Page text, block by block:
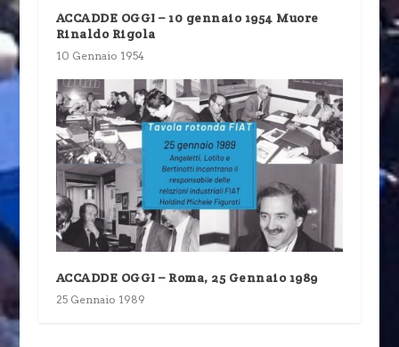
ACCADDE OGGI – 10 gennaio 1954 Muore
Rinaldo Rigola
10 Gennaio 1954
ACCADDE OGGI – Roma, 25 Gennaio 1989
25 Gennaio 1989